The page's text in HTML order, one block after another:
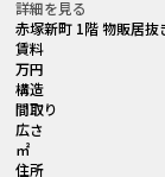
詳細を見る
赤塚新町 1階 物販居抜
賃料
万円
構造
間取り
広さ
㎡
住所